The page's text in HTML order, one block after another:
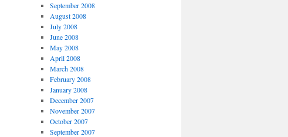
September 2008
August 2008
July 2008
June 2008
May 2008
April 2008
March 2008
February 2008
January 2008
December 2007
November 2007
October 2007
September 2007